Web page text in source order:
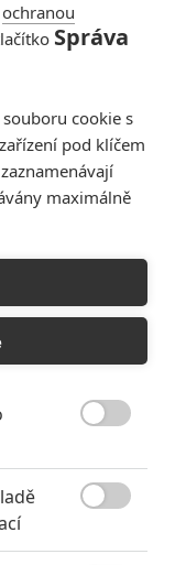
Všechny obrázky
do diskuze
ochranou
Správa
cookie s
pod klíčem
maximálně